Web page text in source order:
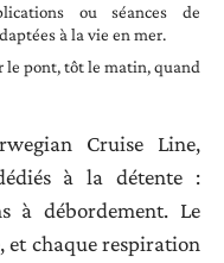
ou séances de
à la vie en mer.
le pont, tôt le matin, quand
Cruise Line,
à la détente :
à débordement. Le
et chaque respiration